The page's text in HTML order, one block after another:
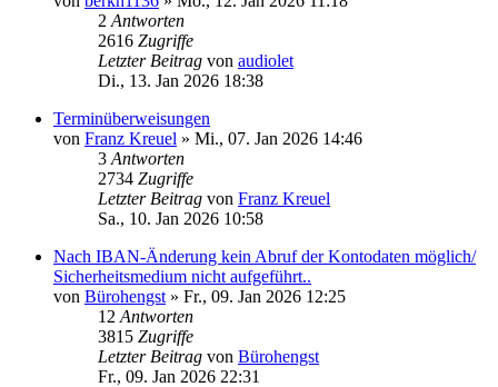
2 Antworten
2616 Zugriffe
Letzter Beitrag von audiolet
Di., 13. Jan 2026 18:38
Terminüberweisungen
von Franz Kreuel » Mi., 07. Jan 2026 14:46
3 Antworten
2734 Zugriffe
Letzter Beitrag von Franz Kreuel
Sa., 10. Jan 2026 10:58
Nach IBAN-Änderung kein Abruf der Kontodaten möglich/
Sicherheitsmedium nicht aufgeführt..
von Bürohengst » Fr., 09. Jan 2026 12:25
12 Antworten
3815 Zugriffe
Letzter Beitrag von Bürohengst
Fr., 09. Jan 2026 22:31